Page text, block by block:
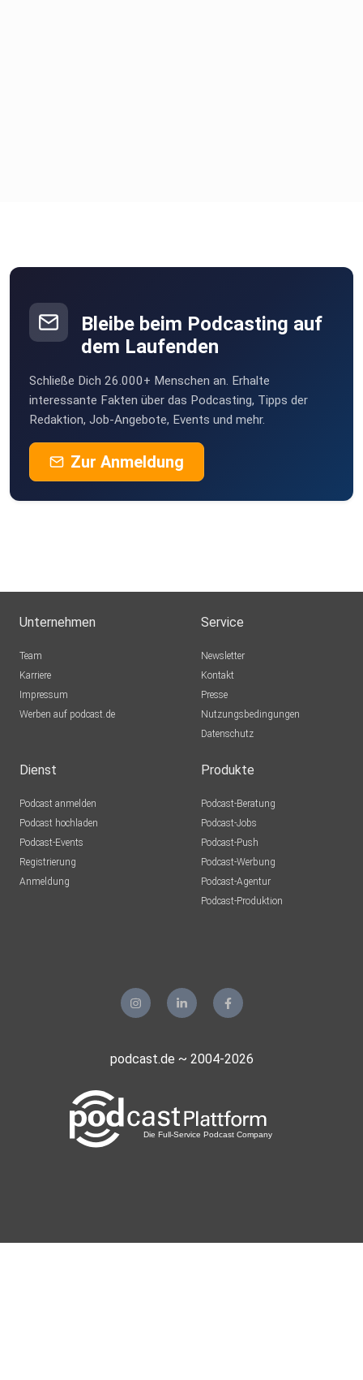
Bleibe beim Podcasting auf
dem Laufenden
Schließe Dich 26.000+ Menschen an. Erhalte
interessante Fakten über das Podcasting, Tipps der
Redaktion, Job-Angebote, Events und mehr.
Zur Anmeldung
Unternehmen
Team
Karriere
Impressum
Werben auf podcast.de
Service
Newsletter
Kontakt
Presse
Nutzungsbedingungen
Datenschutz
Dienst
Podcast anmelden
Podcast hochladen
Podcast-Events
Registrierung
Anmeldung
Produkte
Podcast-Beratung
Podcast-Jobs
Podcast-Push
Podcast-Werbung
Podcast-Agentur
Podcast-Produktion
podcast.de ~ 2004-2026